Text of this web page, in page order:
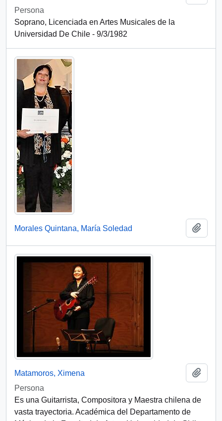
Persona
Soprano, Licenciada en Artes Musicales de la
Universidad De Chile - 9/3/1982
Morales Quintana, María Soledad
Matamoros, Ximena
Persona
Es una Guitarrista, Compositora y Maestra chilena de
vasta trayectoria. Académica del Departamento de